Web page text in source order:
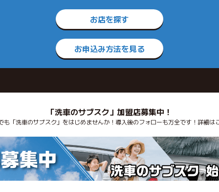
お店を探す
お申込み方法を見る
「洗車のサブスク」加盟店募集中！
も「洗車のサブスク」をはじめませんか！導入後のフォローも万全です！詳細は